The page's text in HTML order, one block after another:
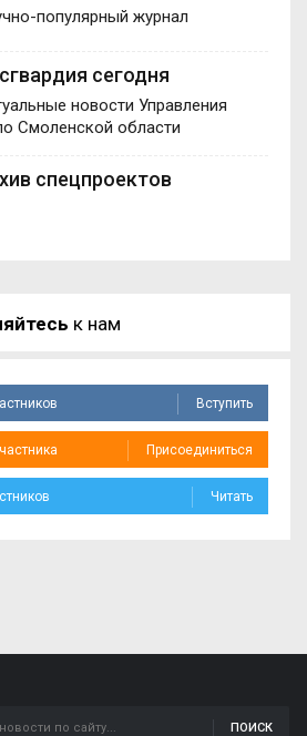
пожар уничтожил
популярный журнал
сегодня
новости Управления
Смоленской области
спецпроектов
к нам
Вступить
Присоединиться
Читать
ПОИСК